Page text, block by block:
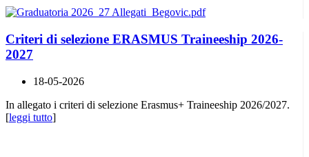
Criteri di selezione ERASMUS Traineeship 2026-
2027
18-05-2026
In allegato i criteri di selezione Erasmus+ Traineeship 2026/2027.
[leggi tutto]